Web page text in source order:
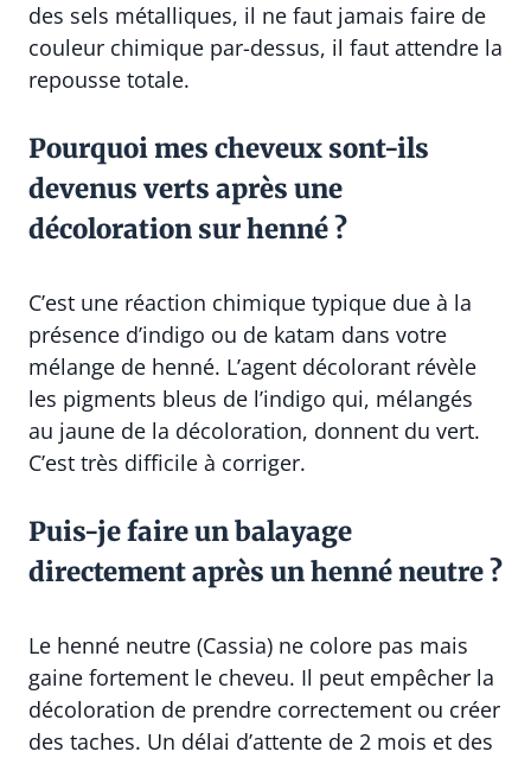
des sels métalliques, il ne faut jamais faire de
couleur chimique par-dessus, il faut attendre la
repousse totale.
Pourquoi mes cheveux sont-ils
devenus verts après une
décoloration sur henné ?
C’est une réaction chimique typique due à la
présence d’indigo ou de katam dans votre
mélange de henné. L’agent décolorant révèle
les pigments bleus de l’indigo qui, mélangés
au jaune de la décoloration, donnent du vert.
C’est très difficile à corriger.
Puis-je faire un balayage
directement après un henné neutre ?
Le henné neutre (Cassia) ne colore pas mais
gaine fortement le cheveu. Il peut empêcher la
décoloration de prendre correctement ou créer
des taches. Un délai d’attente de 2 mois et des